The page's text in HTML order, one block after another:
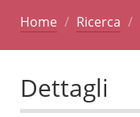
Home Ricerca
Dettagli